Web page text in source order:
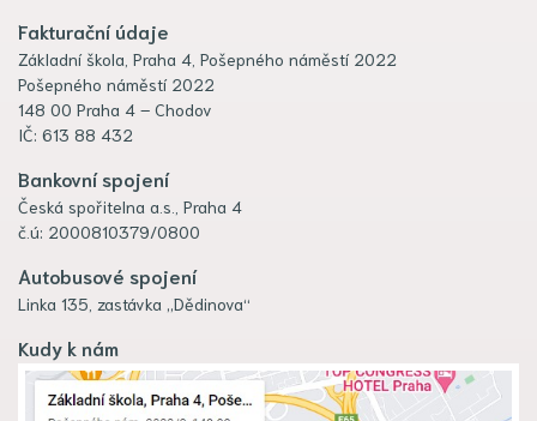
Fakturační údaje
Základní škola, Praha 4, Pošepného náměstí 2022
Pošepného náměstí 2022
148 00 Praha 4 – Chodov
IČ: 613 88 432
Bankovní spojení
Česká spořitelna a.s., Praha 4
č.ú: 2000810379/0800
Autobusové spojení
Linka 135, zastávka „Dědinova“
Kudy k nám